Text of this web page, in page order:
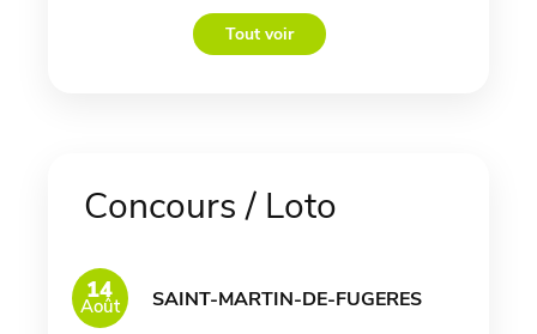
Tout voir
Concours / Loto
14
Août SAINT-MARTIN-DE-FUGERES